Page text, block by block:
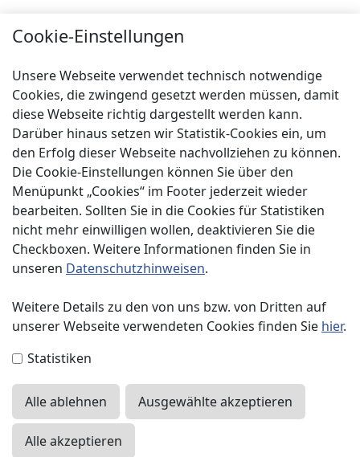
Über uns
Service
Spenden
Impressum
Kontakt
Presse
Sitemap
Mitgliederlogin
Cookie-Einstellungen
Unsere Webseite verwendet technisch notwendige
Cookies, die zwingend gesetzt werden müssen, damit
diese Webseite richtig dargestellt werden kann.
Darüber hinaus setzen wir Statistik-Cookies ein, um
den Erfolg dieser Webseite nachvollziehen zu können.
Die Cookie-Einstellungen können Sie über den
Menüpunkt „Cookies“ im Footer jederzeit wieder
bearbeiten. Sollten Sie in die Cookies für Statistiken
nicht mehr einwilligen wollen, deaktivieren Sie die
Checkboxen. Weitere Informationen finden Sie in
unseren Datenschutzhinweisen.
Weitere Details zu den von uns bzw. von Dritten auf
unserer Webseite verwendeten Cookies finden Sie hier.
Statistiken
Alle ablehnen Ausgewählte akzeptieren
Alle akzeptieren